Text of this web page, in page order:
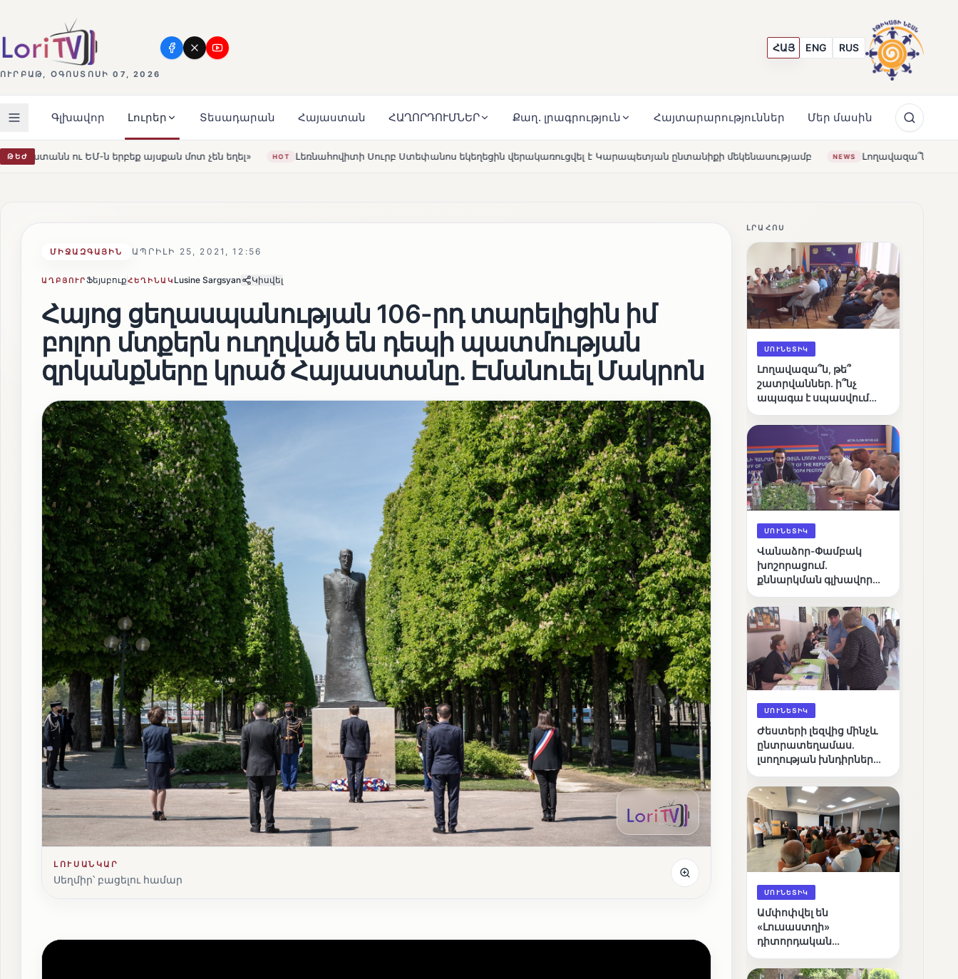
ՈՒՐԲԱԹ, ՕԳՈՍՏՈՍԻ 07, 2026
ՀԱՅ ENG RUS
Գլխավոր Լուրեր Տեսադարան Հայաստան ՀԱՂՈՐԴՈՒՄՆԵՐ Քաղ. լրագրություն Հայտարարություններ Մեր մասին
ԹԵԺ մոտ չեն եղել» HOT Լեռնահովիտի Սուրբ Ստեփանոս եկեղեցին վերակառուցվել է Կարապետյան ընտանիքի մեկենասությամբ NEWS Լողավազա՞ն, թե՞ շատրվաններ. ի՞նչ ապագա
ՄԻՋԱԶԳԱՅԻՆ ԱՊՐԻԼԻ 25, 2021, 12:56
ԱՂԲՅՈՒՐՖեյսբուքՀԵՂԻՆԱԿ Lusine Sargsyan Կիսվել
Հայոց ցեղասպանության 106-րդ տարելիցին իմ
բոլոր մտքերն ուղղված են դեպի պատմության
զրկանքները կրած Հայաստանը. Էմանուել Մակրոն
ԼՈՒՍԱՆԿԱՐ
Սեղմիր՝ բացելու համար
ԼՐԱՀՈՍ
ՄՈՒՆԵՏԻԿ
Լողավազա՞ն, թե՞
շատրվաններ. ի՞նչ
ապագա է սպասվում
լճին
ՄՈՒՆԵՏԻԿ
Վանաձոր-Փամբակ
խոշորացում.
քննարկման գլխավոր
կառավարո՞ւմ, թե՞
քաղաքական նպատակ
ՄՈՒՆԵՏԻԿ
Ժեստերի լեզվից մինչև
ընտրատեղամաս.
լսողության խնդիրներ
ճանապարհը
ՄՈՒՆԵՏԻԿ
Ամփոփվել են
«Լուսաստղի»
դիտորդական
արդյունքները